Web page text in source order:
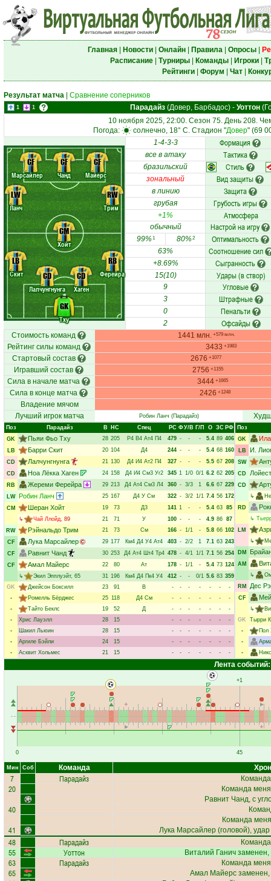
Главная| Новости| Онлайн| Правила| Опросы|
Расписание| Турниры| Команды| Игроки|
Рейтинги| Форум Чат|
Результат матча Сравнение соперников
1 1 Парадайз(Довер, Барбадос)- Уоттон
10 ноября 2025, 22:00. Сезон 75. День 208.
Погода:
солнечно, 18° C. Стадион "Довер" (69
Тху
Скит
Лалчунгнунга
Хаген
Ферейра
Ланч
Хойт
Трим
Марсайлер Чанд Майерс
GK
LB
CD
CD
RB
LW
CM
RW
CF CF CF
1-4-3-3 Формация
все в атаку Тактика
бразильский Стиль
зональный Вид защиты
в линию Защита
грубая Грубость игры
+1% Атмосфера
обычный Настрой на игру
99%1 80%2 Оптимальность
63% Соотношение сил
+8.69% Сыгранность
15(10) Удары (в створ)
9 Угловые
3 Штрафные
0 Пенальти
2 Офсайды
Стоимость команд 1441 млн. +579 млн.
Рейтинг силы команд 3433 +1983
Стартовый состав 2676 +1077
Игравший состав 2756 +1155
Сила в начале матча 3444 +1665
Сила в конце матча 2426 +1248
Владение мячом
Лучший игрок матча
Робин Ланч (Парадайз)
Поз Парадайз В НC Спец РC ФУ/В Г/П О ЗС РФ
GK
Пьяи Фьо Тху 28 205 Р4 В4 Ат4 П4 479 - - - 5.4 89 406
LB
Барри Скит 20 104 Д4 244 - - - 5.4 68 160
CD
Лалчунгнунга 21 130 Д4 И4 Ат2 П4 327 - - - 5.5 67 208
CD
Ноа Лёкка Хаген 24 158 Д4 И4 См3 Уг2 345 1 1/0 0/1 6.2 62 205
RB
Жереми Ферейра 29 213 Д4 Ат4 См3 Л4 360 - 3/3 1 6.6 67 229
LW Робин Ланч 25 167 Д4 У См 322 - 3/2 1/1 7.4 56 172
CM
Шеран Хойт 19 73 Д3 141 1 - - 5.4 63 85
↳
Чай Ллойд, 89 21 71 У 100 - - - 4.9 86 87
RW
Рэйнальдо Трим 21 73 См 166 - 1/1 - 5.8 66 102
CF
Лука Марсайлер 29 177 Км4 Д4 У4 Ат4 403 - 2/2 1 7.1 63 243
CF
Равнит Чанд 30 253 Д4 Ат4 Шт4 Тр4 478 - 4/1 1/1 7.1 56 254
CF
Амал Майерс 22 80 Ат 178 - 1/1 - 5.4 73 124
↳
Экил Эпплуэйт, 65 31 196 Км4 Д4 Пк4 У4 412 - - 0/1 5.6 83 359
GK
Джейсон Боксилл 23 91 В - - - - - -
-
-
Ромелль Бёрджес 25 118 Д4 См - - - - - -
-
-
Тайто Беклс 19 52 Д - - - - - -
-
-
Хрис Лауэлл 28 15 - - - - - -
-
-
Шакил Льюин 28 15 - - - - - -
-
-
Аргиле Бэйли 24 15 - - - - - -
-
-
Асквит Хольмес 21 15 - - - - - - -
Поз
GK
LB И.
SW
CD
CD
↳
RD
↳
LM
↳
DM
AM
↳
RM
Дес
CF
↳
GK
Тырри
-
Пол
-
-
Лента событий:
0
+1
45
Мин Соб Команда
7 Парадайз
20
Команда
Равнит Чанд, с
40
Команда
41 Лука Марсайлер (головой),
48 Парадайз
55 Уоттон Виталий Ганич
63 Парадайз Команда
65 Амал Майерсзаменен,